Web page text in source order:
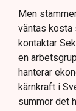
Men
väntas kosta
kontaktar
en
hanterar
kärnkraft i
summor det